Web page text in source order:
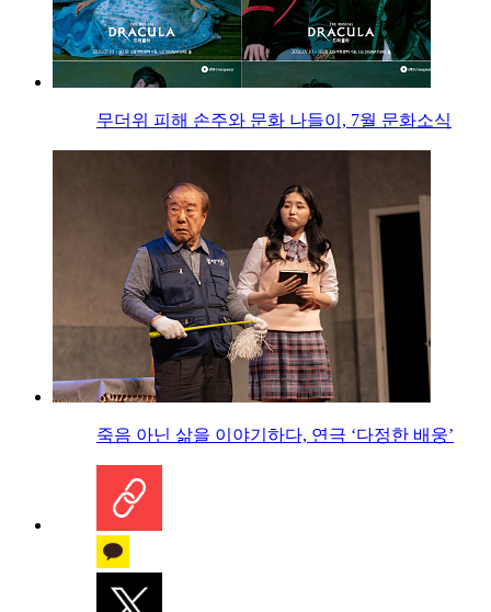
무더위 피해 손주와 문화 나들이, 7월 문화소식
죽음 아닌 삶을 이야기하다, 연극 ‘다정한 배웅’